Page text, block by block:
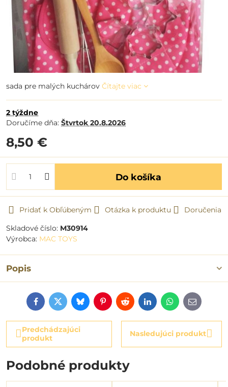
sada pre malých kuchárov Čítajte viac
2 týždne
Doručíme dňa: Štvrtok 20.8.2026
8,50 €
Do košíka
Pridať k Obľúbeným Otázka k produktu
Doručenia
Skladové číslo: M30914
Výrobca: MAC TOYS
Popis
FacebookTwitterBlueskyPinterestRedditLinkedInWhatsApp
E-
mail
Predchádzajúci
produkt
Nasledujúci produkt
Podobné produkty